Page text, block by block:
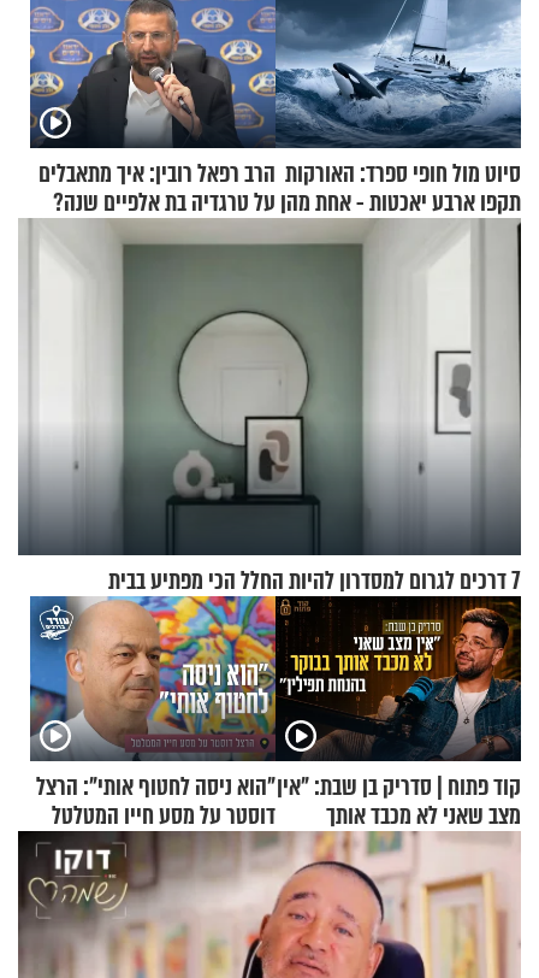
סיוט מול חופי ספרד: האורקות
תקפו ארבע יאכטות - אחת מהן
טבעה
הרב רפאל רובין: איך מתאבלים
על טרגדיה בת אלפיים שנה?
7 דרכים לגרום למסדרון להיות החלל הכי מפתיע בבית
קוד פתוח | סדריק בן שבת: "אין
מצב שאני לא מכבד אותך
בבוקר בהנחת תפילין"
"הוא ניסה לחטוף אותי": הרצל
דוסטר על מסע חייו המטלטל